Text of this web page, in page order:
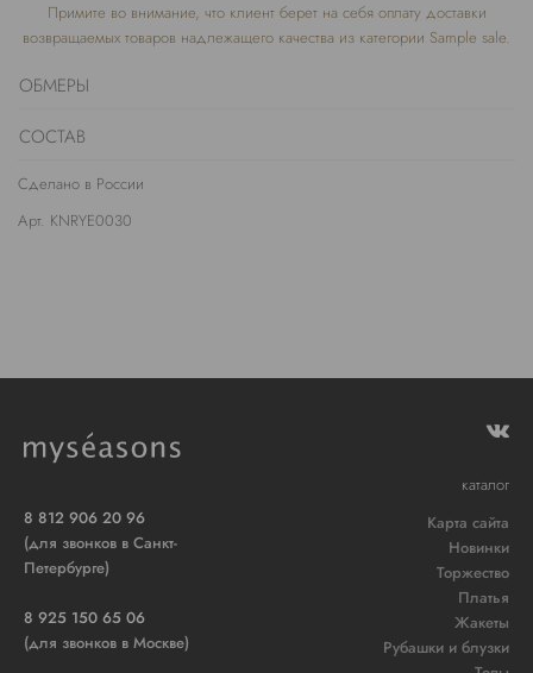
Примите во внимание, что клиент берет на себя оплату доставки
возвращаемых товаров надлежащего качества из категории Sample sale.
ОБМЕРЫ
СОСТАВ
Сделано в России
Арт. KNRYE0030
8 812 906 20 96
(для звонков в Санкт-
Петербурге)
8 925 150 65 06
(для звонков в Москве)
каталог
Карта сайта
Новинки
Торжество
Платья
Жакеты
Рубашки и блузки